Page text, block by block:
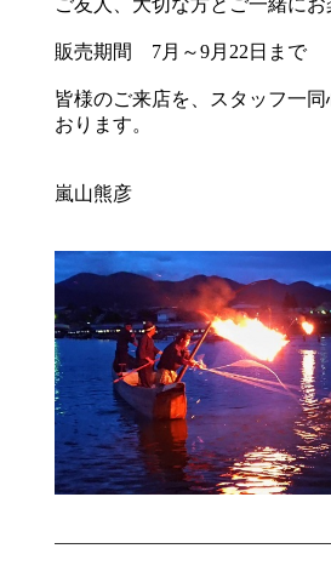
ご友人、大切な方とご一緒にお
販売期間 7月～9月22日まで
皆様のご来店を、スタッフ一
おります。
嵐山熊彦